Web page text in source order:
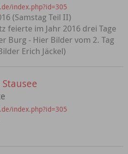
index.php?id=305
(Samstag Teil II)
feierte im Jahr 2016 drei Tage
Burg - Hier Bilder vom 2. Tag
Erich Jäckel)
index.php?id=305